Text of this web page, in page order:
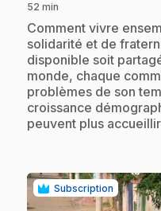
52 min
.Comment vivre
solidarité et de
disponible soit
monde, chaque
problèmes de son
croissance
peuvent plus
Subscription